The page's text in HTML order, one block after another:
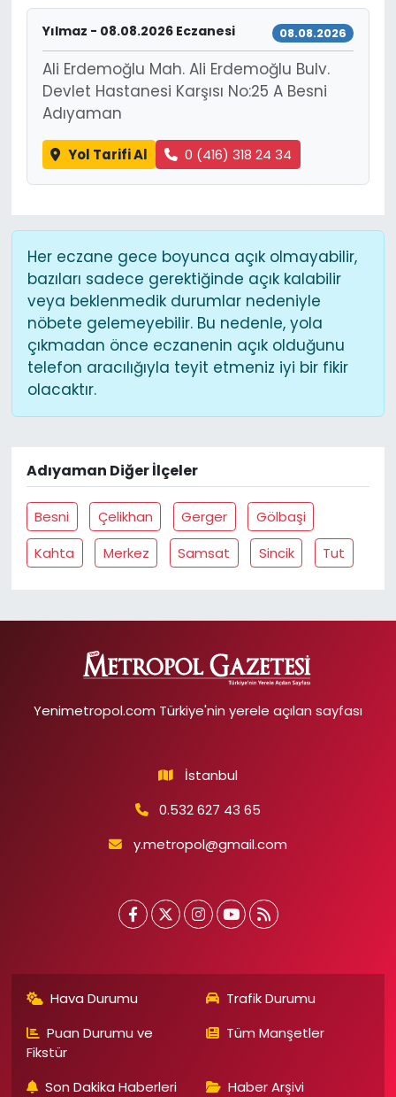
Yılmaz - 08.08.2026 Eczanesi 08.08.2026
Ali Erdemoğlu Mah. Ali Erdemoğlu Bulv.
Devlet Hastanesi Karşısı No:25 A Besni
Adıyaman
Yol Tarifi Al 0 (416) 318 24 34
Her eczane gece boyunca açık olmayabilir,
bazıları sadece gerektiğinde açık kalabilir
veya beklenmedik durumlar nedeniyle
nöbete gelemeyebilir. Bu nedenle, yola
çıkmadan önce eczanenin açık olduğunu
telefon aracılığıyla teyit etmeniz iyi bir fikir
olacaktır.
Adıyaman Diğer İlçeler
Besni Çelikhan Gerger
Gölbaşi
Kahta
Merkez Samsat Sincik Tut
Yenimetropol.com Türkiye'nin yerele açılan sayfası
İstanbul
0.532 627 43 65
y.metropol@gmail.com
Hava Durumu
Trafik Durumu
Puan Durumu ve
Fikstür
Tüm Manşetler
Son Dakika Haberleri Haber Arşivi